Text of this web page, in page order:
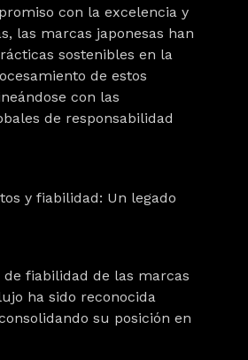
con la excelencia y
las marcas japonesas han
sostenibles en la
de estos
con las
de responsabilidad
y fiabilidad: Un legado
fiabilidad de las marcas
ha sido reconocida
su posición en